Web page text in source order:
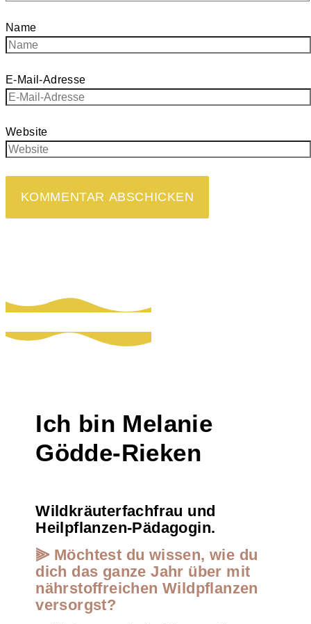
Name
E-Mail-Adresse
Website
Ich bin Melanie
Gödde-Rieken
Wildkräuterfachfrau und
Heilpflanzen-Pädagogin.
⫸ Möchtest du wissen, wie du
dich das ganze Jahr über mit
nährstoffreichen Wildpflanzen
versorgst?